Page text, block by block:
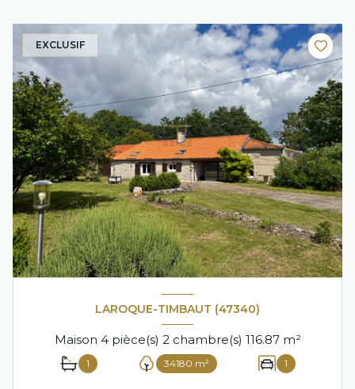
EXCLUSIF
LAROQUE-TIMBAUT (47340)
Maison 4 pièce(s) 2 chambre(s) 116.87 m²
1 34180 m² 1